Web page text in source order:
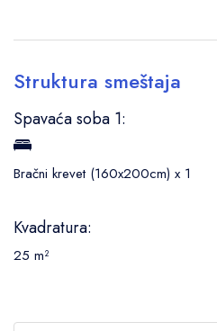
Struktura smeštaja
Spavaća soba 1:
Bračni krevet (160x200cm) x 1
Kvadratura:
25 m²